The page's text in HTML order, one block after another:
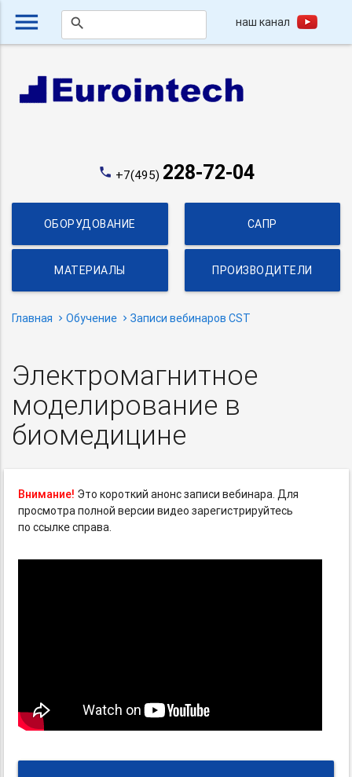
menu search наш канал
phone +7(495) 228-72-04
ОБОРУДОВАНИЕ САПР
МАТЕРИАЛЫ ПРОИЗВОДИТЕЛИ
Главная Обучение Записи вебинаров CST
Электромагнитное
моделирование в
биомедицине
Внимание! Это короткий анонс записи вебинара. Для
просмотра полной версии видео зарегистрируйтесь
по ссылке справа.